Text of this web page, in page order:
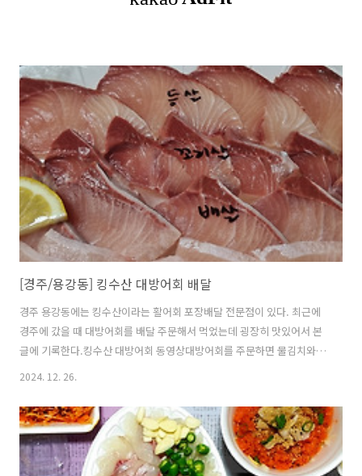
[경주/용강동] 킹수산 대방어회 배달
경주 용강동에는 킹수산이라는 활어회 포장배달 전문점이 있다. 최근에
경주에 갔을 때 대방어회를 배달 주문해서 먹었는데 굉장히 맛있어서 본
글에 기록한다.킹수산 대방어회 동영상대방어회를 주문하면 물김치와
김, 멍게, 편마늘, 메추리알, 고추, 쌈장, 상추, 깻잎, 소면, 김말이, 국, 고
썬 야채는 어떤 의도로 제공된 것인지는 모르겠으나 구성은 참 알찼다.
대방어회는 훌륭하게 부위가 구분되어 표시되어 있었고 신선하고 지방
이 잘 올라서 식감과 고소한 맛이 일품이었다. 킹수산은 고향에 방문했을
때 주로 포장이나 배달해서 먹었는데 몇번을 먹었는데도 제공된 회가 좋
2024. 12. 26.